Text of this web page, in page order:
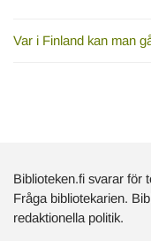
Var i Finland kan man
Biblioteken.fi svarar för
Fråga bibliotekarien.
redaktionella politik.